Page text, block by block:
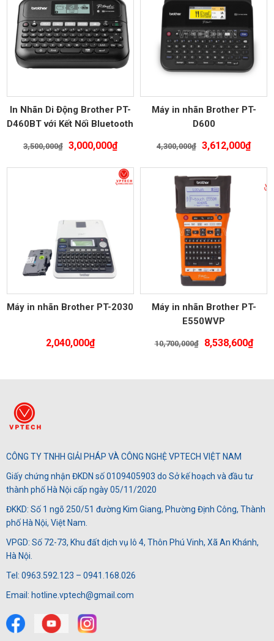
In Nhãn Di Động Brother PT-
D460BT với Kết Nối Bluetooth
3,500,000₫
Giá
3,500,000₫.
3,000,000₫Giá
tại
là:
Máy in nhãn Brother PT-
D600
4,300,000₫ Giá
là:
4,300,000₫.
3,612,000₫Giá
Máy in nhãn Brother PT-2030
2,040,000₫
Máy in nhãn Brother PT-
E550WVP
10,700,000₫
Giá
8,538,600₫Giá
CÔNG TY TNHH GIẢI PHÁP VÀ CÔNG NGHỆ VPTECH VIỆT NAM
Giấy chứng nhận ĐKDN số 0109405903 do Sở kế hoạch và đầu tư
thành phố Hà Nội cấp ngày 05/11/2020
ĐKKD: Số 1 ngõ 250/51 đường Kim Giang, Phường Định Công, Thành
phố Hà Nội, Việt Nam.
VPGD: Số 72-73, Khu đất dịch vụ lô 4, Thôn Phú Vinh, Xã An Khánh,
Hà Nội.
Tel: 0963.592.123 – 0941.168.026
Email: hotline.vptech@gmail.com